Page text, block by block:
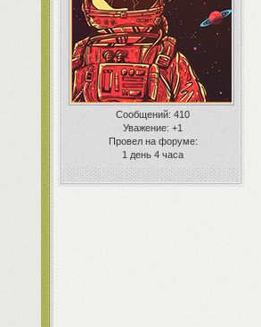
Сообщений: 410
Уважение: +1
Провел на форуме:
1 день 4 часа